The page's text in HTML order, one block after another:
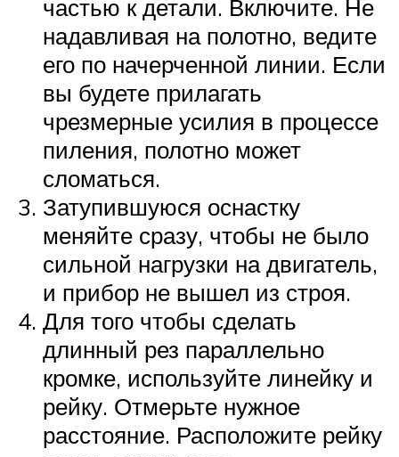
частью к детали. Включите. Не
надавливая на полотно, ведите
его по начерченной линии. Если
вы будете прилагать
чрезмерные усилия в процессе
пиления, полотно может
сломаться.
Затупившуюся оснастку
меняйте сразу, чтобы не было
сильной нагрузки на двигатель,
и прибор не вышел из строя.
Для того чтобы сделать
длинный рез параллельно
кромке, используйте линейку и
рейку. Отмерьте нужное
расстояние. Расположите рейку